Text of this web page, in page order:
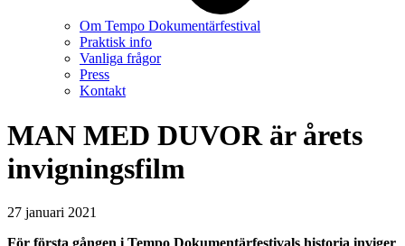
Om Tempo Dokumentärfestival
Praktisk info
Vanliga frågor
Press
Kontakt
MAN MED DUVOR är årets
invigningsfilm
27 januari 2021